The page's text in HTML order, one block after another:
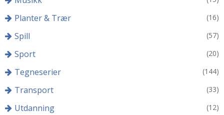
Planter & Trær (16)
Spill (57)
Sport (20)
Tegneserier (144)
Transport (33)
Utdanning (12)